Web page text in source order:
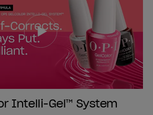
Intelli-Gel™ System